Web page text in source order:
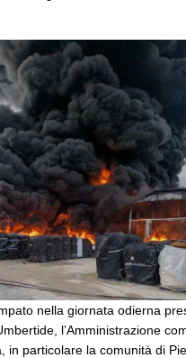
nella giornata odierna
l’Amministrazione
in particolare la comunità di